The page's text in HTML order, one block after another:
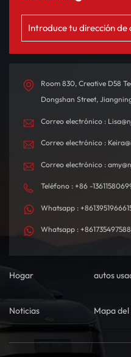
Room 830, Creative D58
Dongshan Street,
Correo electrónico :
Correo electrónico :
Correo electrónico :
Teléfono : +86 -
Whatsapp :
Whatsapp :
Hogar autos
Noticias
Mapa del